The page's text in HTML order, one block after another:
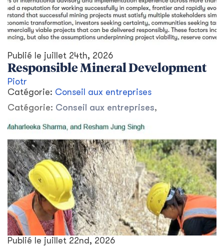
Publié le juillet 24th, 2026
Responsible Mineral Development
Piotr
Catégorie: Conseil aux entreprises
Catégorie: Conseil aux entreprises,
Publié le juillet 22nd, 2026